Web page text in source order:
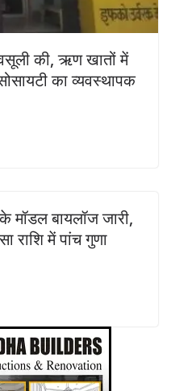
की, ऋण खातों में
का व्यवस्थापक
मॉडल बायलॉज जारी,
राशि में पांच गुणा